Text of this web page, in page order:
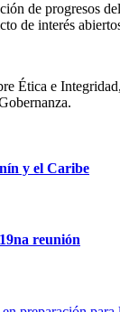
de progresos
de interés
Ética e
y el Caribe
reunión